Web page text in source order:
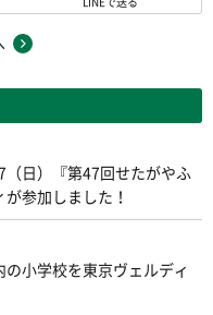
（日）『第47回せたがやふ
参加しました！
の小学校を東京ヴェルディ